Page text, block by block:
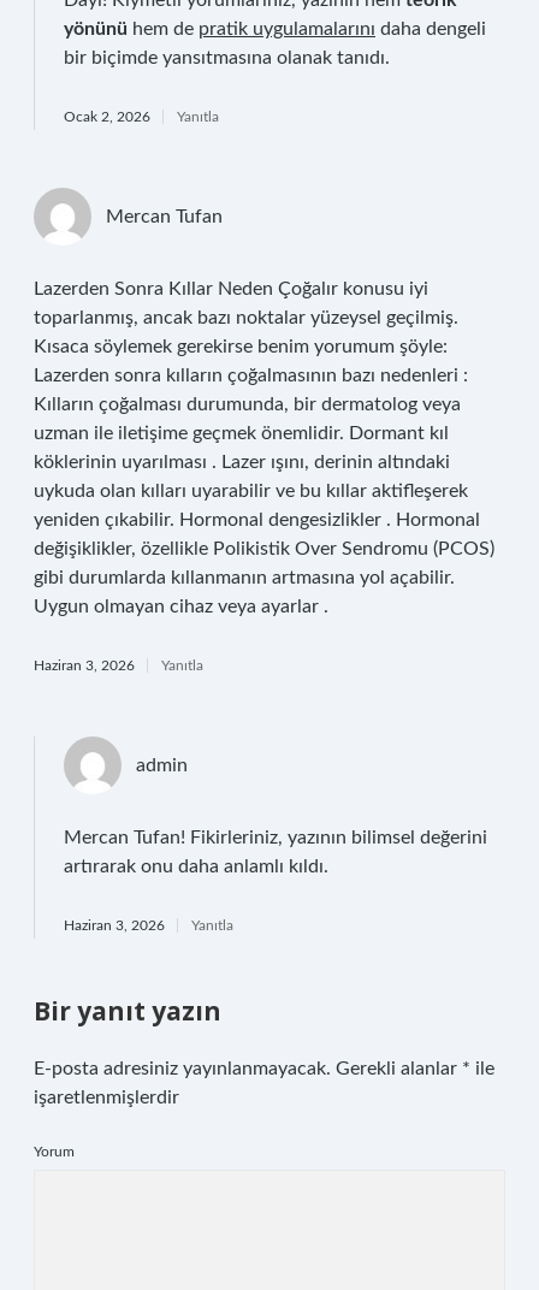
yönünü hem de pratik uygulamalarını daha dengeli
bir biçimde yansıtmasına olanak tanıdı.
Ocak 2, 2026 Yanıtla
Mercan Tufan
Lazerden Sonra Kıllar Neden Çoğalır konusu iyi
toparlanmış, ancak bazı noktalar yüzeysel geçilmiş.
Kısaca söylemek gerekirse benim yorumum şöyle:
Lazerden sonra kılların çoğalmasının bazı nedenleri :
Kılların çoğalması durumunda, bir dermatolog veya
uzman ile iletişime geçmek önemlidir. Dormant kıl
köklerinin uyarılması . Lazer ışını, derinin altındaki
uykuda olan kılları uyarabilir ve bu kıllar aktifleşerek
yeniden çıkabilir. Hormonal dengesizlikler . Hormonal
değişiklikler, özellikle Polikistik Over Sendromu (PCOS)
gibi durumlarda kıllanmanın artmasına yol açabilir.
Uygun olmayan cihaz veya ayarlar .
Haziran 3, 2026 Yanıtla
admin
Mercan Tufan! Fikirleriniz, yazının bilimsel değerini
artırarak onu daha anlamlı kıldı.
Haziran 3, 2026 Yanıtla
Bir yanıt yazın
E-posta adresiniz yayınlanmayacak. Gerekli alanlar * ile
işaretlenmişlerdir
Yorum